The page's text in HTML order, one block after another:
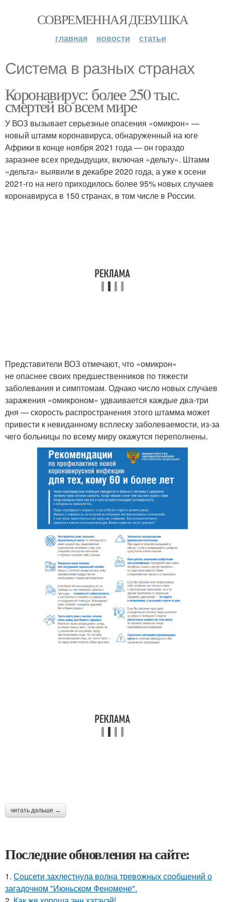
СОВРЕМЕННАЯ ДЕВУШКА
главная новости статьи
Система в разных странах
Коронавирус: более 250 тыс.
смертей во всем мире
У ВОЗ вызывает серьезные опасения «омикрон» —
новый штамм коронавируса, обнаруженный на юге
Африки в конце ноября 2021 года — он гораздо
заразнее всех предыдущих, включая «дельту». Штамм
«дельта» выявили в декабре 2020 года, а уже к осени
2021-го на него приходилось более 95% новых случаев
коронавируса в 150 странах, в том числе в России.
Представители ВОЗ отмечают, что «омикрон»
не опаснее своих предшественников по тяжести
заболевания и симптомам. Однако число новых случаев
заражения «омикроном» удваивается каждые два-три
дня — скорость распространения этого штамма может
привести к невиданному всплеску заболеваемости, из-за
чего больницы по всему миру окажутся переполнены.
читать дальше →
Последние обновления на сайте:
1. Соцсети захлестнула волна тревожных сообщений о
загадочном "Июньском Феномене".